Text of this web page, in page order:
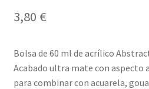
3,80 €
Bolsa de 60 ml de acrílico
Acabado ultra mate con aspecto
para combinar con acuarela,